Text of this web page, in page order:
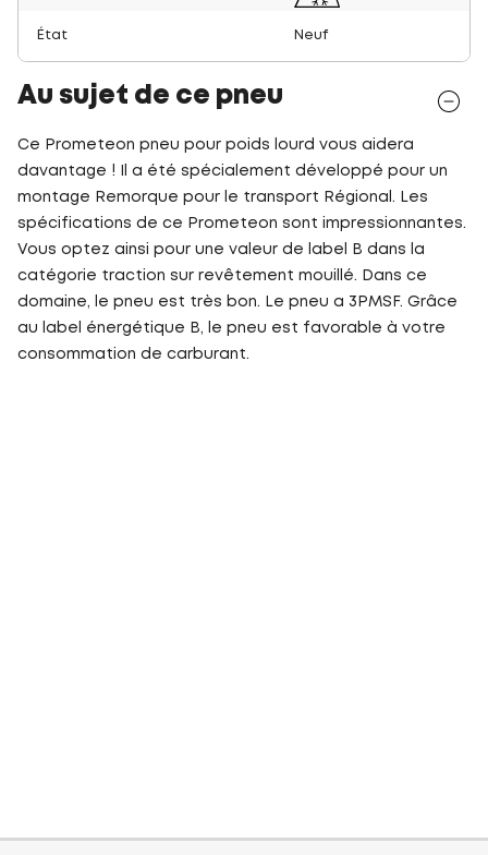
État Neuf
Au sujet de ce pneu
Ce Prometeon pneu pour poids lourd vous aidera
davantage ! Il a été spécialement développé pour un
montage Remorque pour le transport Régional. Les
spécifications de ce Prometeon sont impressionnantes.
Vous optez ainsi pour une valeur de label B dans la
catégorie traction sur revêtement mouillé. Dans ce
domaine, le pneu est très bon. Le pneu a 3PMSF. Grâce
au label énergétique B, le pneu est favorable à votre
consommation de carburant.